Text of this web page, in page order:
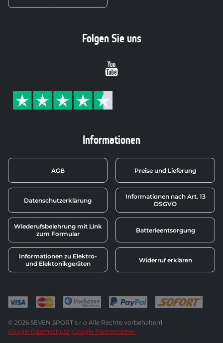
Informationen
AGB Preise und Lieferung
Datenschutzerklärung
Informationen nach Art. 13
DSGVO
Wiederufsbelehrung mit Link
zum Formular
Batterieentsorgung
Informationen zu Elektro-
und Elektonikgeräten
Widerruf erklären
Folgen Sie uns
Youtube
© 2026 SEVEN SPORT s.r.o Alle Rechte vorbehalten1
Google Datenschutz Google Partnerseiten